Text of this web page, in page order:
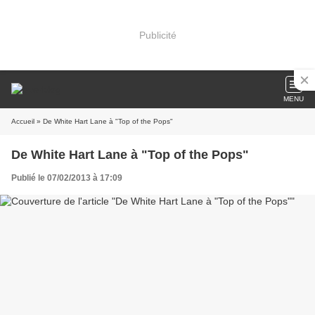
Publicité
MENU
Accueil » De White Hart Lane à "Top of the Pops"
De White Hart Lane à "Top of the Pops"
Publié le 07/02/2013 à 17:09